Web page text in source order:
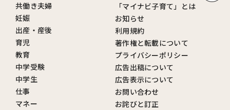
共働き夫婦
妊娠
出産・産後
育児
教育
中学受験
中学生
仕事
マネー
「マイナビ子育て」とは
お知らせ
利用規約
著作権と転載について
プライバシーポリシー
広告出稿について
広告表示について
お問い合わせ
お詫びと訂正